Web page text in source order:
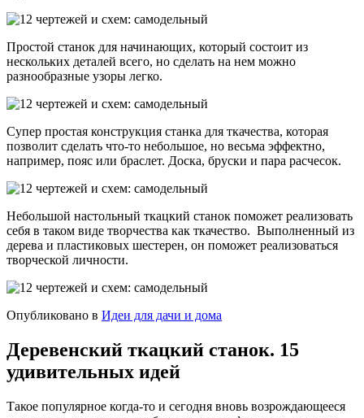
Простой станок для начинающих, который состоит из
нескольких деталей всего, но сделать на нем можно
разнообразные узоры легко.
Супер простая конструкция станка для ткачества, которая
позволит сделать что-то небольшое, но весьма эффектно,
например, пояс или браслет. Доска, бруски и пара расчесок.
Небольшой настольный ткацкий станок поможет реализовать
себя в таком виде творчества как ткачество. Выполненный из
дерева и пластиковых шестерен, он поможет реализоваться
творческой личности.
Опубликовано в Идеи для дачи и дома
Деревенский ткацкий станок. 15
удивительных идей
Такое популярное когда-то и сегодня вновь возрождающееся